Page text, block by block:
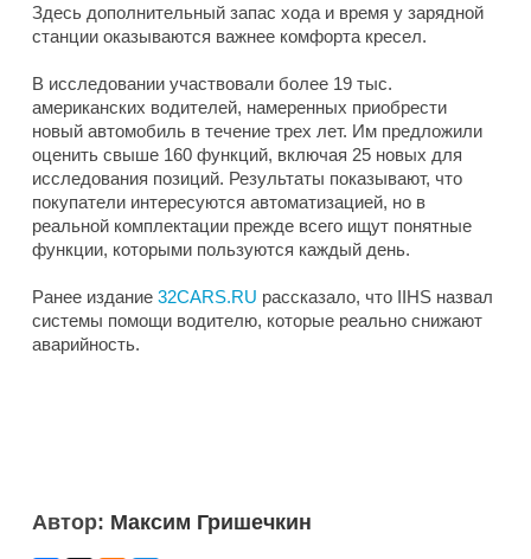
Здесь дополнительный запас хода и время у зарядной
станции оказываются важнее комфорта кресел.
В исследовании участвовали более 19 тыс.
американских водителей, намеренных приобрести
новый автомобиль в течение трех лет. Им предложили
оценить свыше 160 функций, включая 25 новых для
исследования позиций. Результаты показывают, что
покупатели интересуются автоматизацией, но в
реальной комплектации прежде всего ищут понятные
функции, которыми пользуются каждый день.
Ранее издание 32CARS.RU рассказало, что IIHS назвал
системы помощи водителю, которые реально снижают
аварийность.
Автор: Максим Гришечкин